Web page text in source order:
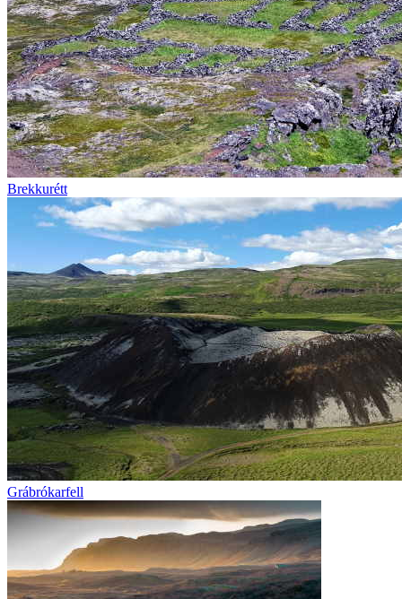
Brekkurétt
Grábrókarfell